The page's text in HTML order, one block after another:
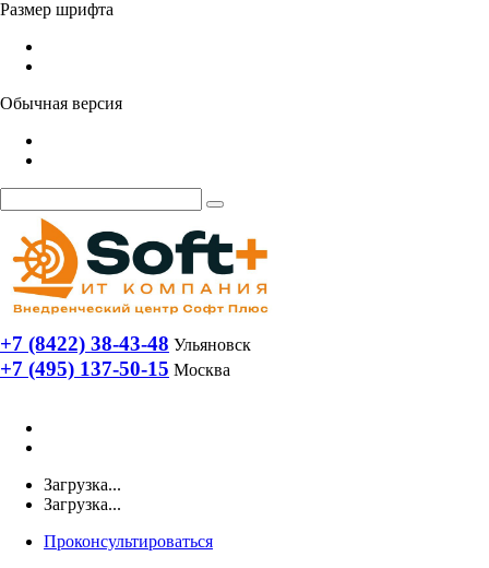
Размер шрифта
Обычная версия
+7 (8422) 38-43-48 Ульяновск
+7 (495) 137-50-15 Москва
Загрузка...
Загрузка...
Проконсультироваться